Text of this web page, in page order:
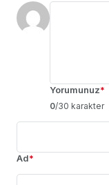
Yorumunuz*
0/30 karakter
Ad*